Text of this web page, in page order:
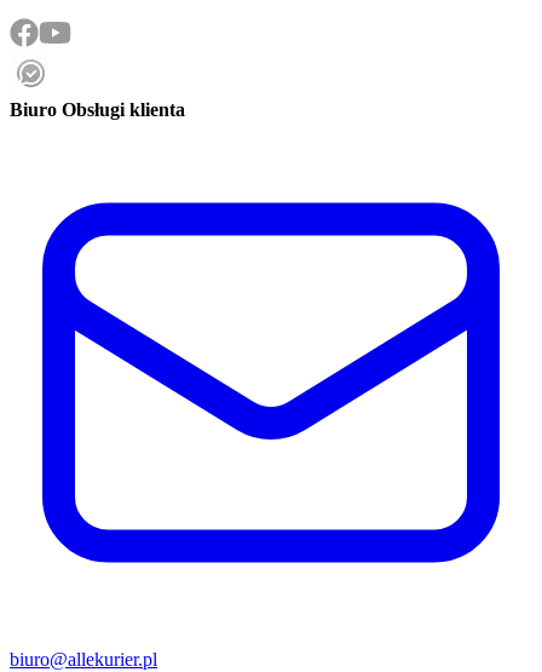
Biuro Obsługi klienta
biuro@allekurier.pl